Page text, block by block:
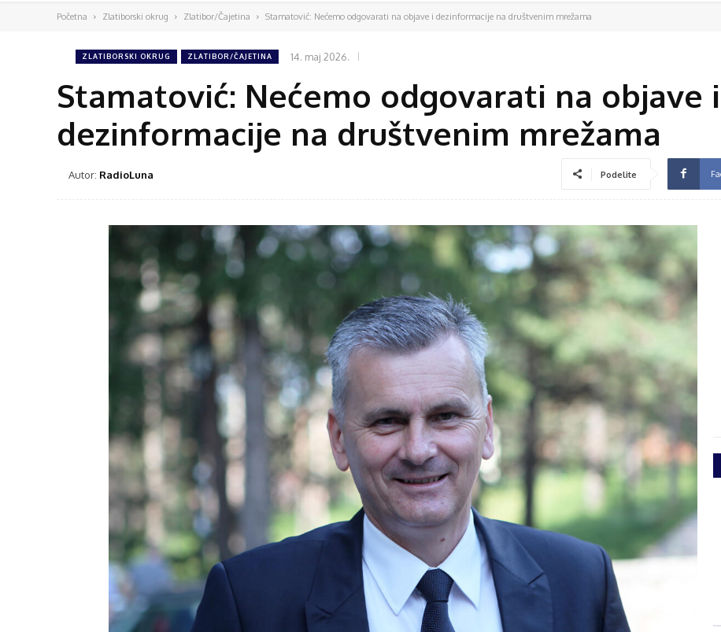
Početna Zlatiborski okrug Zlatibor/Čajetina Stamatović: Nećemo odgovarati na objave i dezinformacije na društvenim mrežama
ZLATIBORSKI OKRUG ZLATIBOR/ČAJETINA 14. maj 2026.
Stamatović: Nećemo odgovarati na objave i
dezinformacije na društvenim mrežama
Autor: RadioLuna Podelite